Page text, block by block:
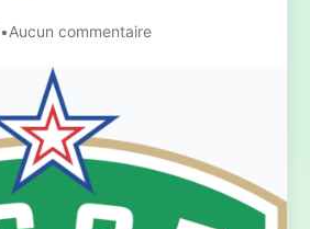
•Aucun commentaire